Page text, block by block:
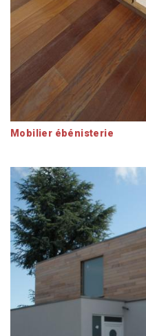
Mobilier ébénisterie